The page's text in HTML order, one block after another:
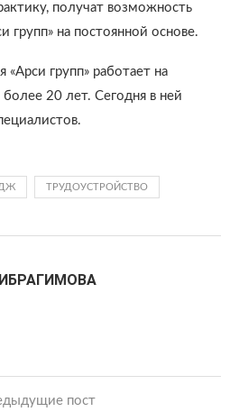
получат возможность
групп» на постоянной основе.
групп» работает на
20 лет. Сегодня в ней
ТРУДОУСТРОЙСТВО
пост